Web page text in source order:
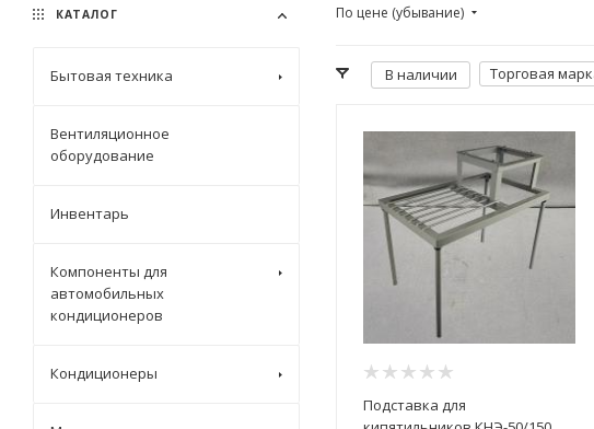
По цене (убывание)
В наличии Торговая
Подставка для
КАТАЛОГ
Бытовая техника
Вентиляционное
оборудование
Инвентарь
Компоненты для
автомобильных
кондиционеров
Кондиционеры